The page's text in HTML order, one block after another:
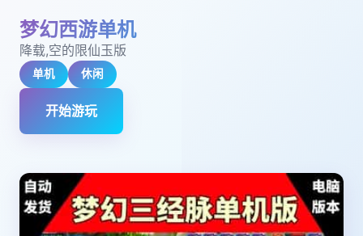
梦幻西游单机
降载,空的限仙玉版
单机 休闲
开始游玩